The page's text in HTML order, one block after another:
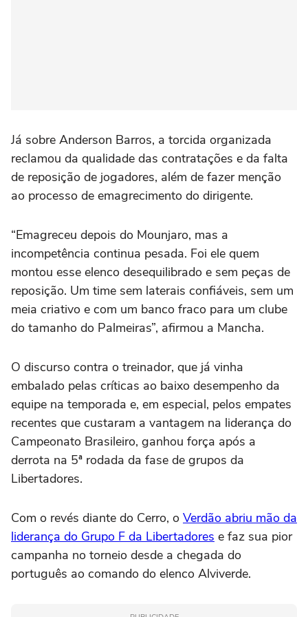
Já sobre Anderson Barros, a torcida organizada
reclamou da qualidade das contratações e da falta
de reposição de jogadores, além de fazer menção
ao processo de emagrecimento do dirigente.
“Emagreceu depois do Mounjaro, mas a
incompetência continua pesada. Foi ele quem
montou esse elenco desequilibrado e sem peças de
reposição. Um time sem laterais confiáveis, sem um
meia criativo e com um banco fraco para um clube
do tamanho do Palmeiras”, afirmou a Mancha.
O discurso contra o treinador, que já vinha
embalado pelas críticas ao baixo desempenho da
equipe na temporada e, em especial, pelos empates
recentes que custaram a vantagem na liderança do
Campeonato Brasileiro, ganhou força após a
derrota na 5ª rodada da fase de grupos da
Libertadores.
Com o revés diante do Cerro, o Verdão abriu mão da
liderança do Grupo F da Libertadores e faz sua pior
campanha no torneio desde a chegada do
português ao comando do elenco Alviverde.